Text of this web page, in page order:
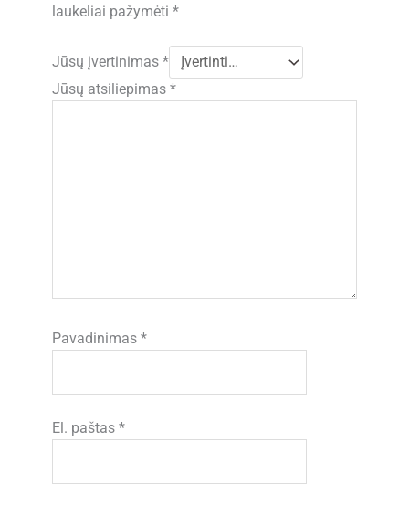
laukeliai pažymėti*
Jūsų įvertinimas*
Jūsų atsiliepimas*
Pavadinimas*
El. paštas*